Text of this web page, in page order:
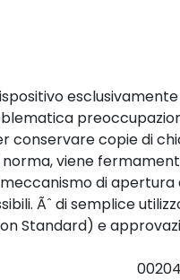
conservare copie di
viene
meccanismo di
Ãˆ di semplice
Standard) e